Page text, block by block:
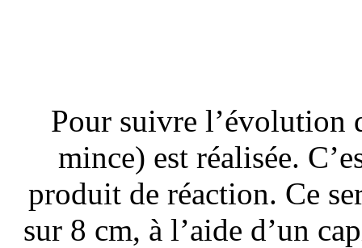
Pour suivre l’évolution
mince) est réalisée.
produit de réaction. Ce
sur 8 cm, à l’aide d’un